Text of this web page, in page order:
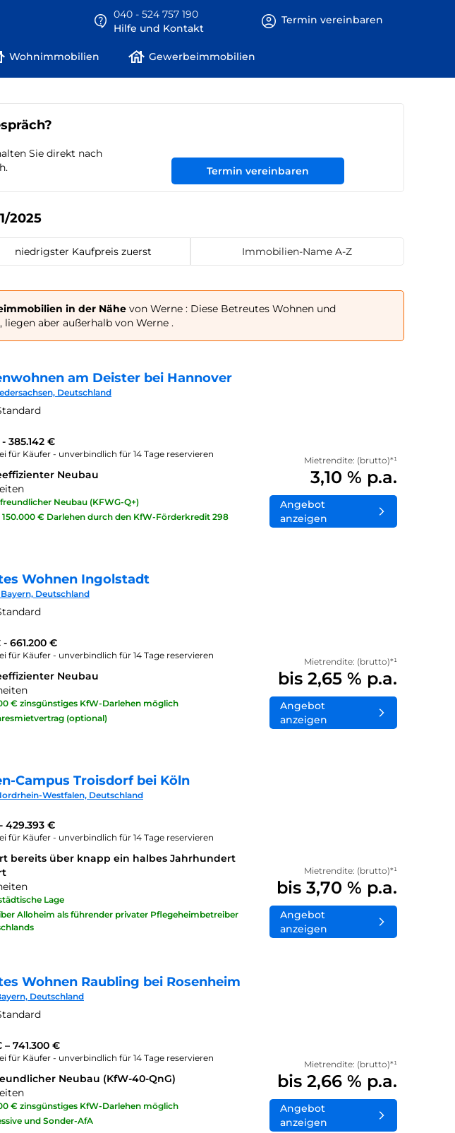
040 - 524 757 190
Hilfe und Kontakt
Termin vereinbaren
Wohnimmobilien Gewerbeimmobilien
Sie direkt nach
Termin vereinbaren
2025
niedrigster Kaufpreis zuerst Immobilien-Name A-Z
in der Nähe von Werne : Diese Betreutes Wohnen und
aber außerhalb von Werne .
am Deister bei Hannover
Deutschland
385.142 €
für Käufer - unverbindlich für 14 Tage reservieren
Neubau
Neubau (KFWG-Q+)
150.000 € Darlehen durch den KfW-Förderkredit 298
Mietrendite: (brutto)*¹
3,10 % p.a.
Angebot
anzeigen
Wohnen Ingolstadt
Deutschland
- 661.200 €
für Käufer - unverbindlich für 14 Tage reservieren
Neubau
€ zinsgünstiges KfW-Darlehen möglich
(optional)
Mietrendite: (brutto)*¹
bis 2,65 % p.a.
Angebot
anzeigen
Campus Troisdorf bei Köln
Westfalen, Deutschland
429.393 €
für Käufer - unverbindlich für 14 Tage reservieren
bereits über knapp ein halbes Jahrhundert
Lage
Alloheim als führender privater Pflegeheimbetreiber
Mietrendite: (brutto)*¹
bis 3,70 % p.a.
Angebot
anzeigen
Wohnen Raubling bei Rosenheim
Deutschland
– 741.300 €
für Käufer - unverbindlich für 14 Tage reservieren
Neubau (KfW-40-QnG)
€ zinsgünstiges KfW-Darlehen möglich
und Sonder-AfA
Mietrendite: (brutto)*¹
bis 2,66 % p.a.
Angebot
anzeigen